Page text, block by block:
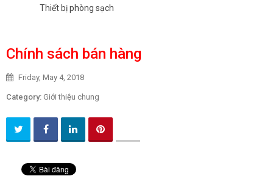
Thiết bị phòng sạch
Chính sách bán hàng
Friday, May 4, 2018
Category: Giới thiệu chung